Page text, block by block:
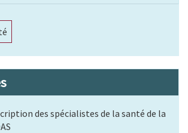
des spécialistes de la santé de la